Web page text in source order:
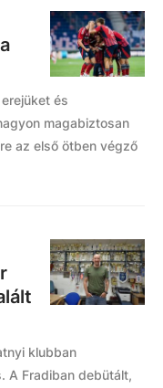
és
magabiztosan
az első ötben végző
klubban
A Fradiban debütált,